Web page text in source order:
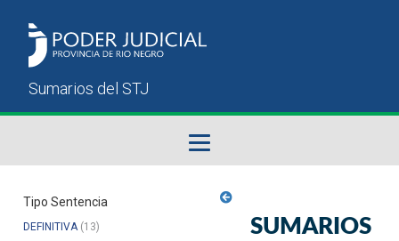
Tipo Sentencia
DEFINITIVA(13)
SUMARIOS